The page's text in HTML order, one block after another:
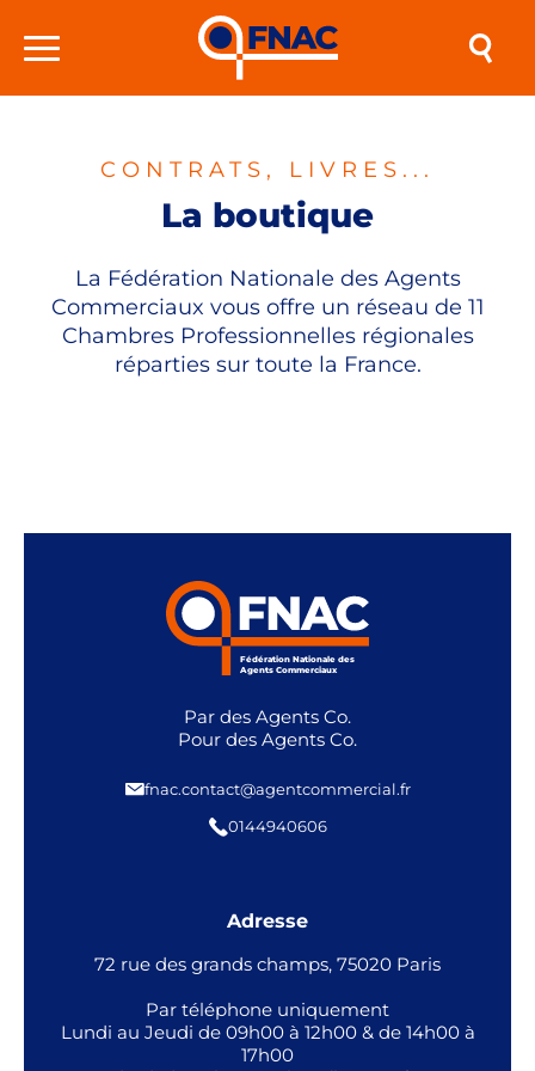
CONTRATS, LIVRES...
La boutique
La Fédération Nationale des Agents
Commerciaux vous offre un réseau de 11
Chambres Professionnelles régionales
réparties sur toute la France.
Fédération Nationale des
Agents Commerciaux
Par des Agents Co.
Pour des Agents Co.
fnac.contact@agentcommercial.fr
0144940606
Adresse
72 rue des grands champs, 75020 Paris
Par téléphone uniquement
Lundi au Jeudi de 09h00 à 12h00 & de 14h00 à
17h00